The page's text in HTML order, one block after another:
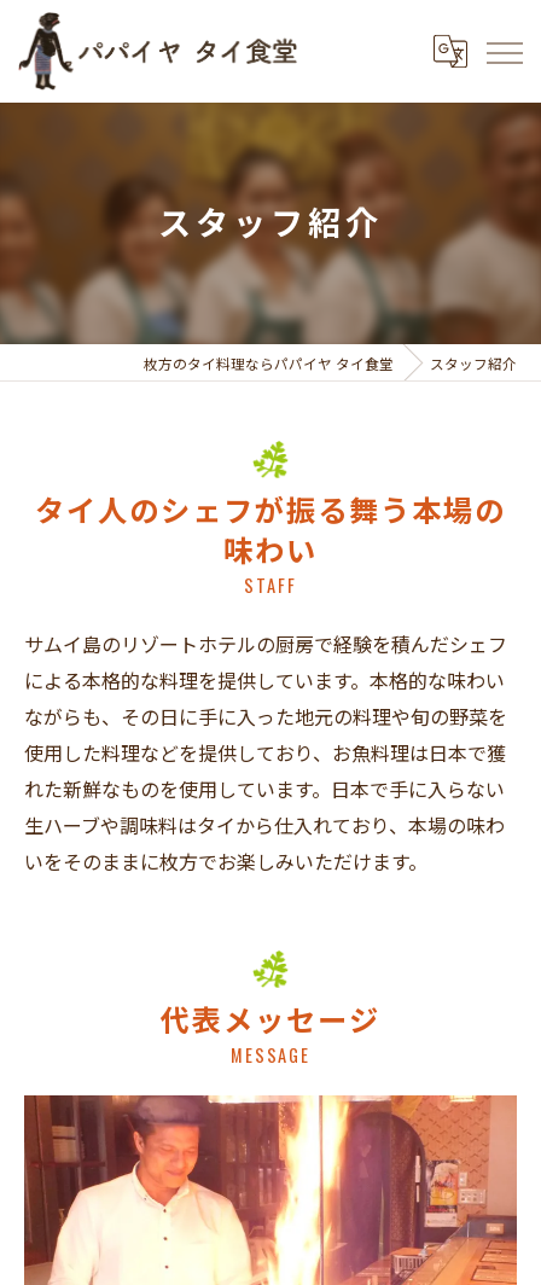
スタッフ紹介
枚方のタイ料理ならパパイヤ タイ食堂 スタッフ紹介
タイ人のシェフが振る舞う本場の
味わい
STAFF
サムイ島のリゾートホテルの厨房で経験を積んだシェフ
による本格的な料理を提供しています。本格的な味わい
ながらも、その日に手に入った地元の料理や旬の野菜を
使用した料理などを提供しており、お魚料理は日本で獲
れた新鮮なものを使用しています。日本で手に入らない
生ハーブや調味料はタイから仕入れており、本場の味わ
いをそのままに枚方でお楽しみいただけます。
代表メッセージ
MESSAGE